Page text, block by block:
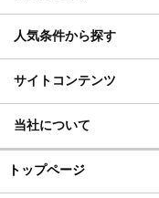
人気条件から探す
サイトコンテンツ
当社について
トップページ